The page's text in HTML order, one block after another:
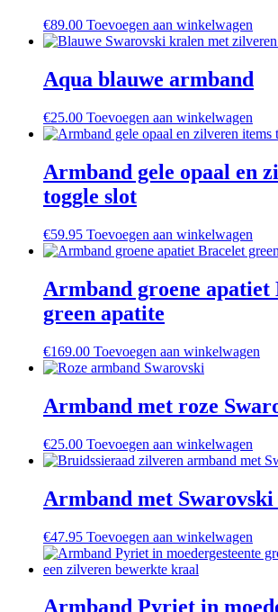
€89.00 Toevoegen aan winkelwagen
Aqua blauwe armband
€25.00 Toevoegen aan winkelwagen
Armband gele opaal en
toggle slot
€59.95 Toevoegen aan winkelwagen
Armband groene apatiet
green apatite
€169.00 Toevoegen aan winkelwagen
Armband met roze
€25.00 Toevoegen aan winkelwagen
Armband met
€47.95 Toevoegen aan winkelwagen
Armband Pyriet in